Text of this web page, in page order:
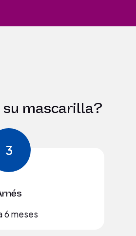
mascarilla?
3
6 meses